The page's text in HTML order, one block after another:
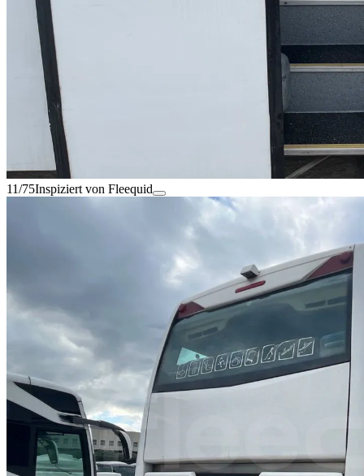
11/75Inspiziert von Fleequid